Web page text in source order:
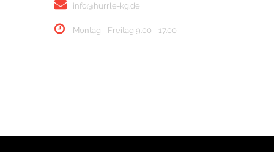
info@hurrle-kg.de
Montag - Freitag 9.00 - 17.00